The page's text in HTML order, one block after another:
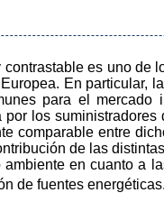
es uno de
En particular,
para el mercado
los
comparable entre
de las
en cuanto a
de fuentes energéticas.